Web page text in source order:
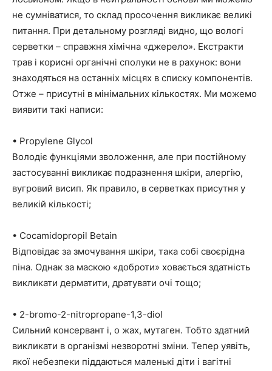
не сумніватися, то склад просочення викликає великі
питання. При детальному розгляді видно, що вологі
серветки – справжня хімічна «джерело». Екстракти
трав і корисні органічні сполуки не в рахунок: вони
знаходяться на останніх місцях в списку компонентів.
Отже – присутні в мінімальних кількостях. Ми можемо
виявити такі написи:
• Propylene Glycol
Володіє функціями зволоження, але при постійному
застосуванні викликає подразнення шкіри, алергію,
вугровий висип. Як правило, в серветках присутня у
великій кількості;
• Cocamidopropil Betain
Відповідає за змочування шкіри, така собі своєрідна
піна. Однак за маскою «доброти» ховається здатність
викликати дерматити, дратувати очі тощо;
• 2-bromo-2-nitropropane-1,3-diol
Сильний консервант і, о жах, мутаген. Тобто здатний
викликати в організмі незворотні зміни. Тепер уявіть,
якої небезпеки піддаються маленькі діти і вагітні